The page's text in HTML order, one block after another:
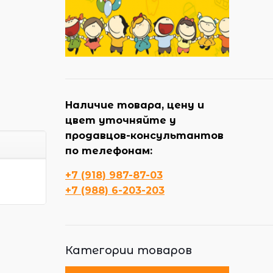
Наличие товара, цену и
цвет уточняйте у
продавцов-консультантов
по телефонам:
+7 (918) 987-87-03
+7 (988) 6-203-203
Категории товаров